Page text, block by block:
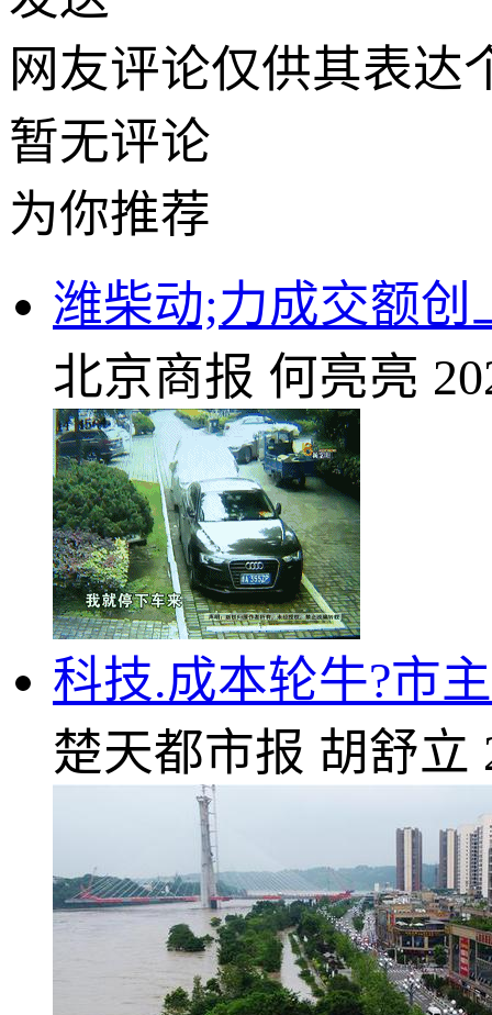
网友评论仅供其表达
暂无评论
为你推荐
潍柴动;力成交额创
北京商报 何亮亮
科技.成本轮牛?市
楚天都市报 胡舒立